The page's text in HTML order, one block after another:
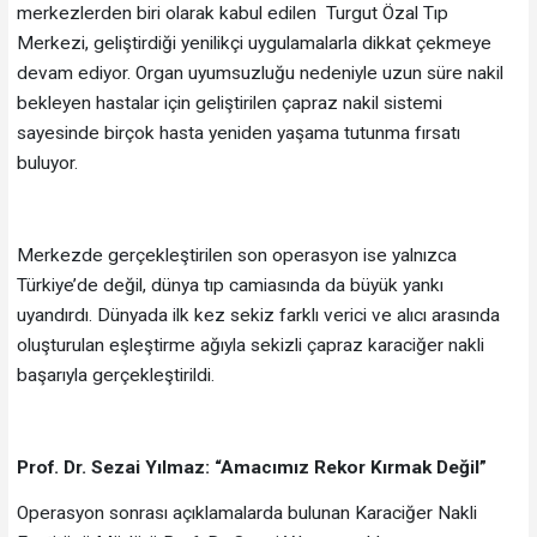
merkezlerden biri olarak kabul edilen Turgut Özal Tıp
Merkezi, geliştirdiği yenilikçi uygulamalarla dikkat çekmeye
devam ediyor. Organ uyumsuzluğu nedeniyle uzun süre nakil
bekleyen hastalar için geliştirilen çapraz nakil sistemi
sayesinde birçok hasta yeniden yaşama tutunma fırsatı
buluyor.
Merkezde gerçekleştirilen son operasyon ise yalnızca
Türkiye’de değil, dünya tıp camiasında da büyük yankı
uyandırdı. Dünyada ilk kez sekiz farklı verici ve alıcı arasında
oluşturulan eşleştirme ağıyla sekizli çapraz karaciğer nakli
başarıyla gerçekleştirildi.
Prof. Dr. Sezai Yılmaz: “Amacımız Rekor Kırmak Değil”
Operasyon sonrası açıklamalarda bulunan Karaciğer Nakli